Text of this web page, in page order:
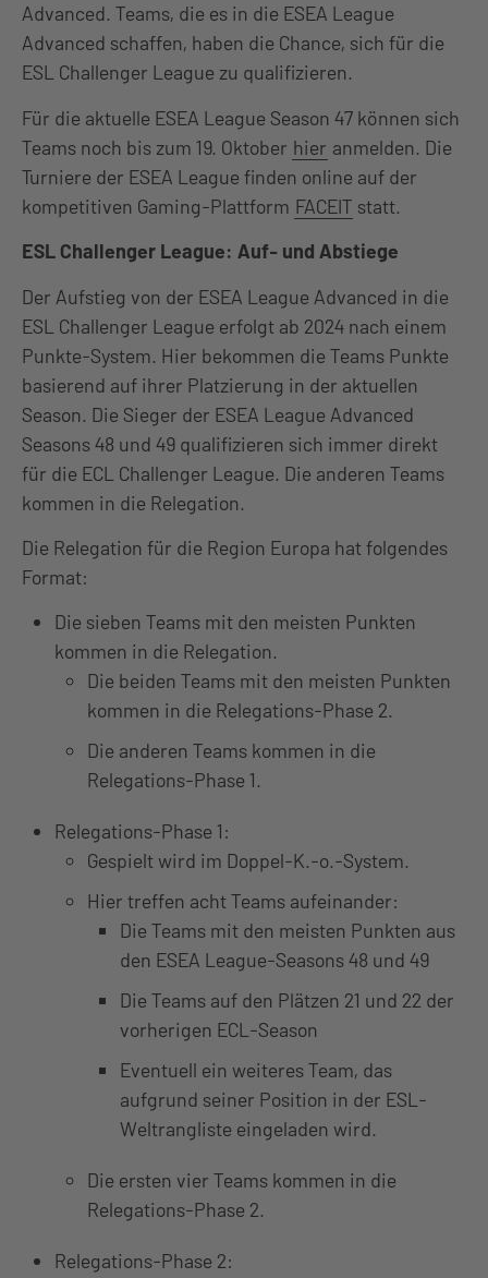
Advanced. Teams, die es in die ESEA League
Advanced schaffen, haben die Chance, sich für die
ESL Challenger League zu qualifizieren.
Für die aktuelle ESEA League Season 47 können sich
Teams noch bis zum 19. Oktober hier anmelden. Die
Turniere der ESEA League finden online auf der
kompetitiven Gaming-Plattform FACEIT statt.
ESL Challenger League: Auf- und Abstiege
Der Aufstieg von der ESEA League Advanced in die
ESL Challenger League erfolgt ab 2024 nach einem
Punkte-System. Hier bekommen die Teams Punkte
basierend auf ihrer Platzierung in der aktuellen
Season. Die Sieger der ESEA League Advanced
Seasons 48 und 49 qualifizieren sich immer direkt
für die ECL Challenger League. Die anderen Teams
kommen in die Relegation.
Die Relegation für die Region Europa hat folgendes
Format:
Die sieben Teams mit den meisten Punkten
kommen in die Relegation.
Die beiden Teams mit den meisten Punkten
kommen in die Relegations-Phase 2.
Die anderen Teams kommen in die
Relegations-Phase 1.
Relegations-Phase 1:
Gespielt wird im Doppel-K.-o.-System.
Hier treffen acht Teams aufeinander:
Die Teams mit den meisten Punkten aus
den ESEA League-Seasons 48 und 49
Die Teams auf den Plätzen 21 und 22 der
vorherigen ECL-Season
Eventuell ein weiteres Team, das
aufgrund seiner Position in der ESL-
Weltrangliste eingeladen wird.
Die ersten vier Teams kommen in die
Relegations-Phase 2.
Relegations-Phase 2: